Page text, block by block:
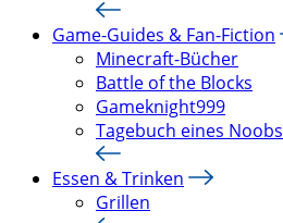
Game-Guides & Fan-Fiction
Minecraft-Bücher
Battle of the Blocks
Gameknight999
Tagebuch eines Noobs
Essen & Trinken
Grillen